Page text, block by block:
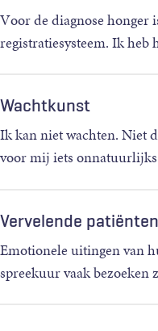
Voor de diagnose honger
registratiesysteem. Ik heb
Wachtkunst
Ik kan niet wachten. Niet
voor mij iets
Vervelende
Emotionele uitingen van
spreekuur vaak bezoeken